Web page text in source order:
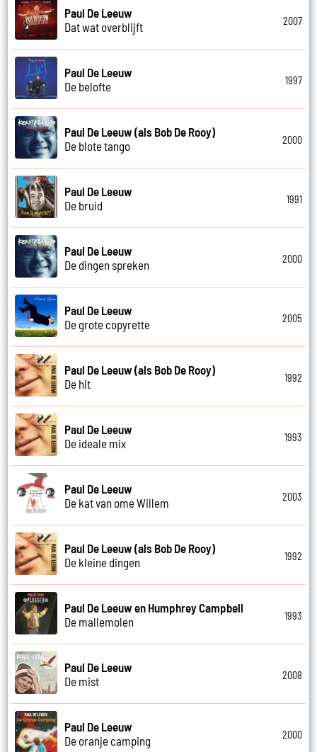
Paul De Leeuw
Dat wat overblijft
2007
Paul De Leeuw
De belofte
1997
Paul De Leeuw (als Bob De Rooy)
De blote tango
2000
Paul De Leeuw
De bruid
1991
Paul De Leeuw
De dingen spreken
2000
Paul De Leeuw
De grote copyrette
2005
Paul De Leeuw (als Bob De Rooy)
De hit
1992
Paul De Leeuw
De ideale mix
1993
Paul De Leeuw
De kat van ome Willem
2003
Paul De Leeuw (als Bob De Rooy)
De kleine dingen
1992
Paul De Leeuw en Humphrey Campbell
De mallemolen
1993
Paul De Leeuw
De mist
2008
Paul De Leeuw
De oranje camping
2000